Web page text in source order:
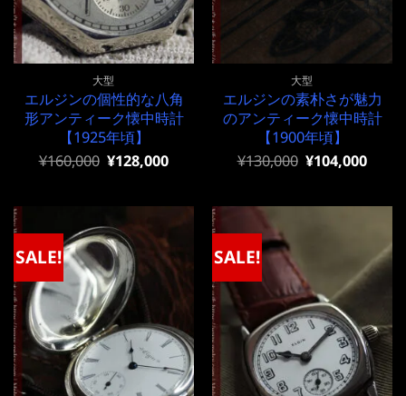
大型
エルジンの個性的な八角
形アンティーク懐中時計
【1925年頃】
元
¥160,000
で
し
¥160,000 現
は
¥160,000
で
す。
¥128,000
大型
エルジンの素朴さが魅力
のアンティーク懐中時計
【1900年頃】
元
格
¥130,000
で
し
¥130,000 現
価
す。
¥104,000
SALE! SALE!